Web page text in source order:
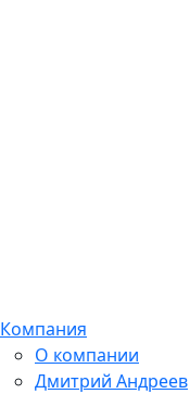
Компания
О компании
Дмитрий Андреев